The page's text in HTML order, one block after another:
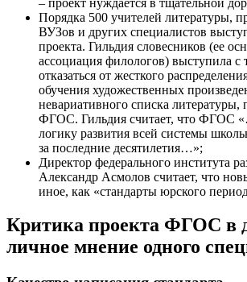
Порядка 500 учителей литературы,
ВУЗов и других специалистов
проекта. Гильдия словесников (ее
ассоциация филологов) выступила с
отказаться от жесткого
обучения художественных
невариативного списка
ФГОС. Гильдия считает, что ФГОС
логику развития всей системы
за последние десятилетия…»;
Директор федерального института
Александр Асмолов считает, что
иное, как «стандарты юрского
Критика проекта ФГОС в
личное мнение одного